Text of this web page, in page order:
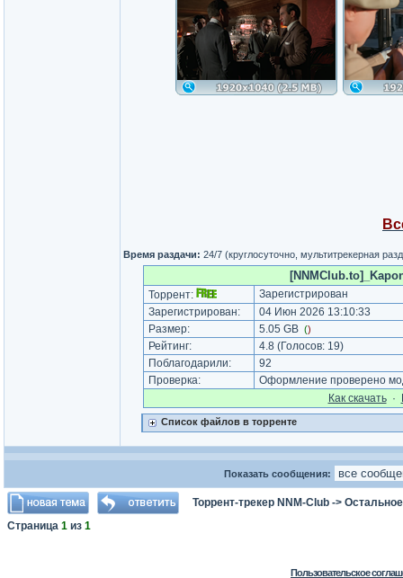
Время раздачи: 24/7 (круглосуточно, мультитрекерная
Торрент:
Зарегистрирован
Зарегистрирован:
04 Июн 2026 13:10:33
Размер:
5.05 GB ()
Рейтинг: 4.8 (Голосов: 19)
Поблагодарили:
92
Проверка:
Оформление проверено
Как cкачать·
Список файлов в торренте
Показать сообщения:
Торрент-трекер NNM-Club -> Остальное
Страница 1 из 1
Пользовательское